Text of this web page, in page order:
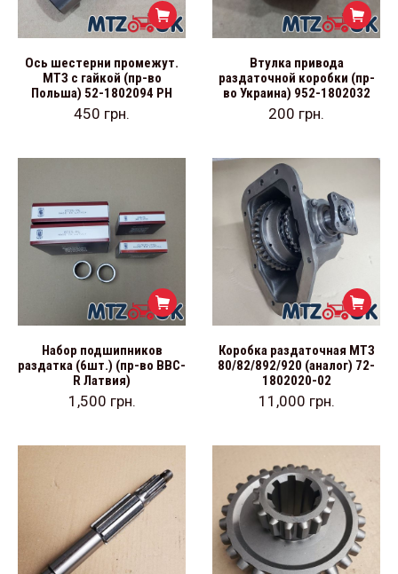
Ось шестерни промежут.
МТЗ с гайкой (пр-во
Польша) 52-1802094 РН
450 грн.
Втулка привода
раздаточной коробки (пр-
во Украина) 952-1802032
200 грн.
Набор подшипников
раздатка (6шт.) (пр-во BBC-
R Латвия)
1,500 грн.
Коробка раздаточная МТЗ
80/82/892/920 (аналог) 72-
1802020-02
11,000 грн.